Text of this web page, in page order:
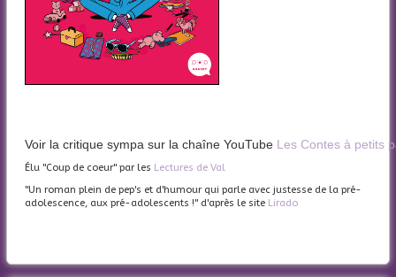
Voir la critique sympa sur la chaîne YouTube Les Contes à petits
Élu "Coup de coeur" par les Lectures de Val
"Un roman plein de pep's et d'humour qui parle avec justesse de la pré-
adolescence, aux pré-adolescents !" d'après le site Lirado